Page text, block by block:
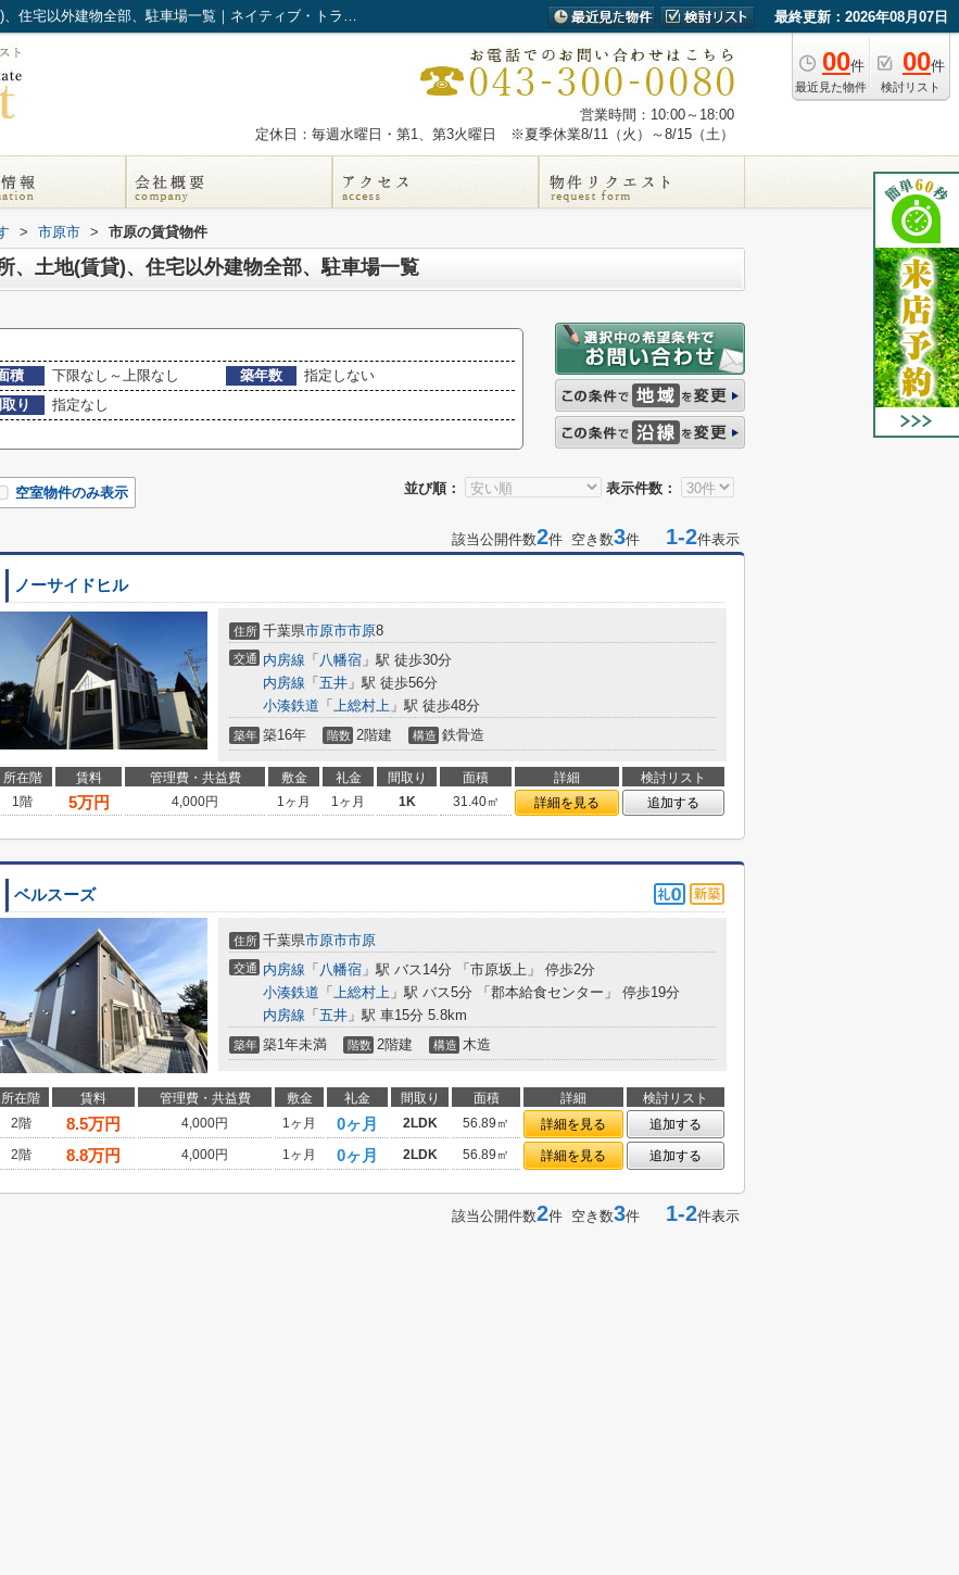
市原市市原の賃貸、店舗、事務所、土地(賃貸)、住宅以外建物全部、駐車場一覧｜ネイティブ・トラスト 最終更新：2026年08月07日
00件
最近見た物件
00件
検討リスト
営業時間：10:00～18:00
定休日：毎週水曜日・第1、第3火曜日 ※夏季休業8/11（火）～8/15（土）
> 市原市 > 市原の賃貸物件
、土地(賃貸)、住宅以外建物全部、駐車場一覧
積 下限なし～上限なし 築年数
指定しない
取り
指定なし
並び順： 表示件数：
空室物件のみ表示
該当公開件数2件 空き数3件 1-2件表示
ノーサイドヒル
住所 千葉県市原市市原8
交通 内房線 「 八幡宿 」駅 徒歩30分
内房線 「 五井 」駅 徒歩56分
小湊鉄道 「 上総村上 」駅 徒歩48分
築年 築16年 階数 2階建 構造 鉄骨造
所在階 賃料 管理費・共益費 敷金 礼金 間取り 面積 詳細
検討リスト
1階
5万円 4,000円 1ヶ月 1ヶ月 1K 31.40㎡ 詳細を見る 追加する
ベルスーズ
住所 千葉県市原市市原
交通 内房線 「 八幡宿 」駅 バス14分 「市原坂上」 停歩2分
小湊鉄道 「 上総村上 」駅 バス5分 「郡本給食センター」 停歩19分
内房線 「 五井 」駅 車15分 5.8km
築年 築1年未満 階数 2階建 構造 木造
所在階 賃料 管理費・共益費 敷金 礼金 間取り 面積 詳細
検討リスト
2階
8.5万円 4,000円 1ヶ月 0ヶ月 2LDK 56.89㎡ 詳細を見る
追加する
2階
8.8万円 4,000円 1ヶ月 0ヶ月 2LDK 56.89㎡ 詳細を見る 追加する
該当公開件数2件 空き数3件 1-2件表示